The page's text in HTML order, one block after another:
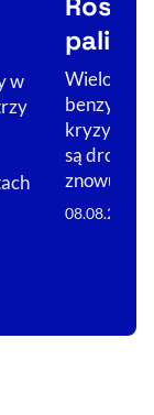
w
kryzysu
są drobni
znowu
08.08.2026